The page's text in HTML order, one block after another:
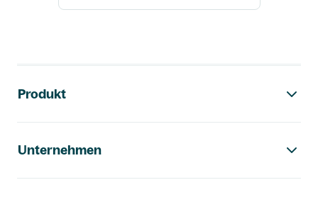
Produkt
Unternehmen